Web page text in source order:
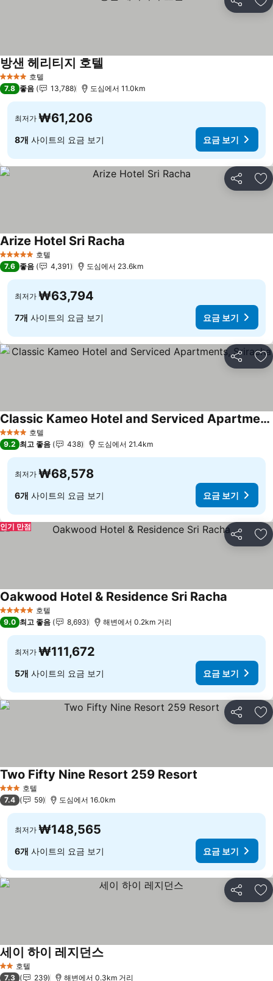
공유 즐
4 성급 호텔
방샌 헤리티지 호텔
7.8 좋음 13,788 도심에서 11.0km
최저가 ₩61,206
8개 사이트의 요금 보기 요금 보기
공유 즐
5 성급 호텔
Arize Hotel Sri Racha
7.6 좋음 4,391 도심에서 23.6km
최저가 ₩63,794
7개 사이트의 요금 보기 요금 보기
공유 즐
4 성급 호텔
Classic Kameo Hotel and Serviced Apartments, Sriracha
요금 보기
9.2 최고 좋음 438 도심에서 21.4km
최저가 ₩68,578
6개 사이트의 요금 보기 요금 보기
공유 즐
인기 만점
5 성급 호텔
Oakwood Hotel & Residence Sri Racha
9.0 최고 좋음 8,693 해변에서 0.2km 거리
최저가 ₩111,672
5개 사이트의 요금 보기 요금 보기
공유 즐
3 성급 호텔
Two Fifty Nine Resort 259 Resort
7.4 59 도심에서 16.0km
최저가 ₩148,565
6개 사이트의 요금 보기 요금 보기
공유 즐
2 성급호텔
세이 하이 레지던스요금 보기
7.3 239 해변에서 0.3km 거리